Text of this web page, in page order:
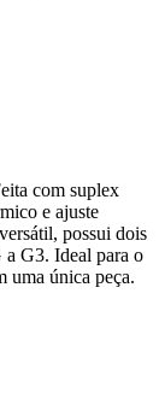
com suplex
e ajuste
possui dois
a G3. Ideal para o
uma única peça.